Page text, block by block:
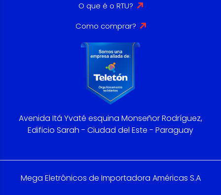
O que é o RTU?
Como comprar?
Avenida Itá Yvaté esquina Monseñor Rodríguez,
Edificio Sarah - Ciudad del Este - Paraguay
Mega Eletrônicos de Importadora Américas S.A